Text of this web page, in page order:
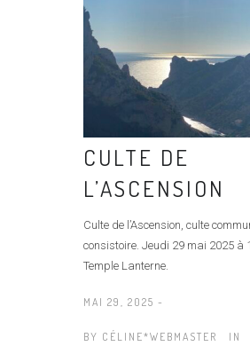
CULTE DE
L’ASCENSION
Culte de l’Ascension, culte
consistoire. Jeudi 29 mai 2025 à
Temple Lanterne.
MAI 29, 2025 -
BY CÉLINE*WEBMASTER IN